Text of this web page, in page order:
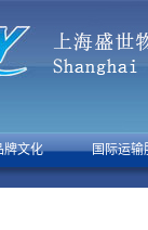
牌文化 国际运输